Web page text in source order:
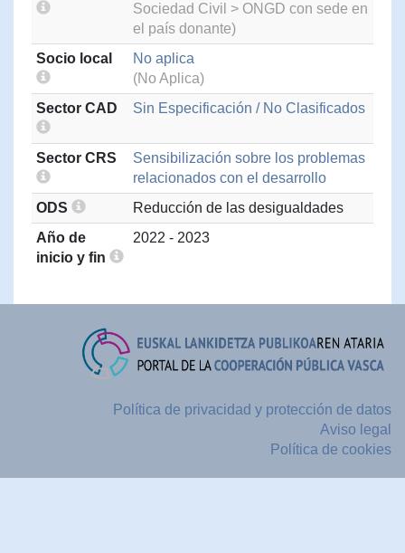
Sociedad Civil > ONGD con sede en
el país donante)
Socio local
No aplica
(No Aplica)
Sector CAD
Sin Especificación / No Clasificados
Sector CRS
Sensibilización sobre los problemas
relacionados con el desarrollo
ODS
Reducción de las desigualdades
Año de
inicio y fin
2022 - 2023
Política de privacidad y protección de datos
Aviso legal
Política de cookies